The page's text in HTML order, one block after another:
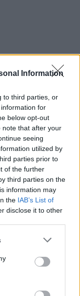
Information
to third parties, or
for
below opt-out
note that after your
seeing
utilized by
parties prior to
of the further
third parties on the
information may
the IAB’s List of
disclose it to other
or more Google
You may click to
party tags to
in below Google
το γρήγορο
άσπρη βούλα